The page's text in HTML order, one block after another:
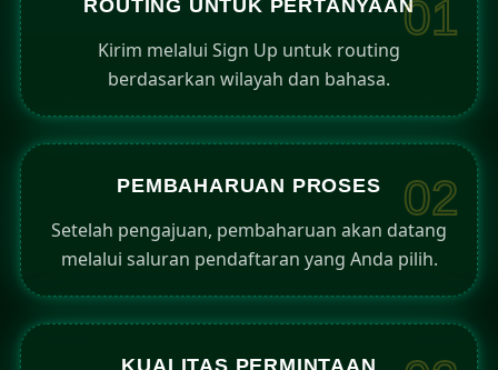
01
ROUTING UNTUK PERTANYAAN
Kirim melalui Sign Up untuk routing
berdasarkan wilayah dan bahasa.
02
PEMBAHARUAN PROSES
Setelah pengajuan, pembaharuan akan datang
melalui saluran pendaftaran yang Anda pilih.
KUALITAS PERMINTAAN